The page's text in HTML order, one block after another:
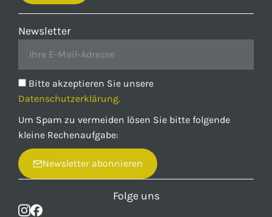
Newsletter
Bitte akzeptieren Sie unsere
Datenschutzerklärung.
Um Spam zu vermeiden lösen Sie bitte folgende
kleine Rechenaufgabe:
Newsletter abonnieren
Folge uns